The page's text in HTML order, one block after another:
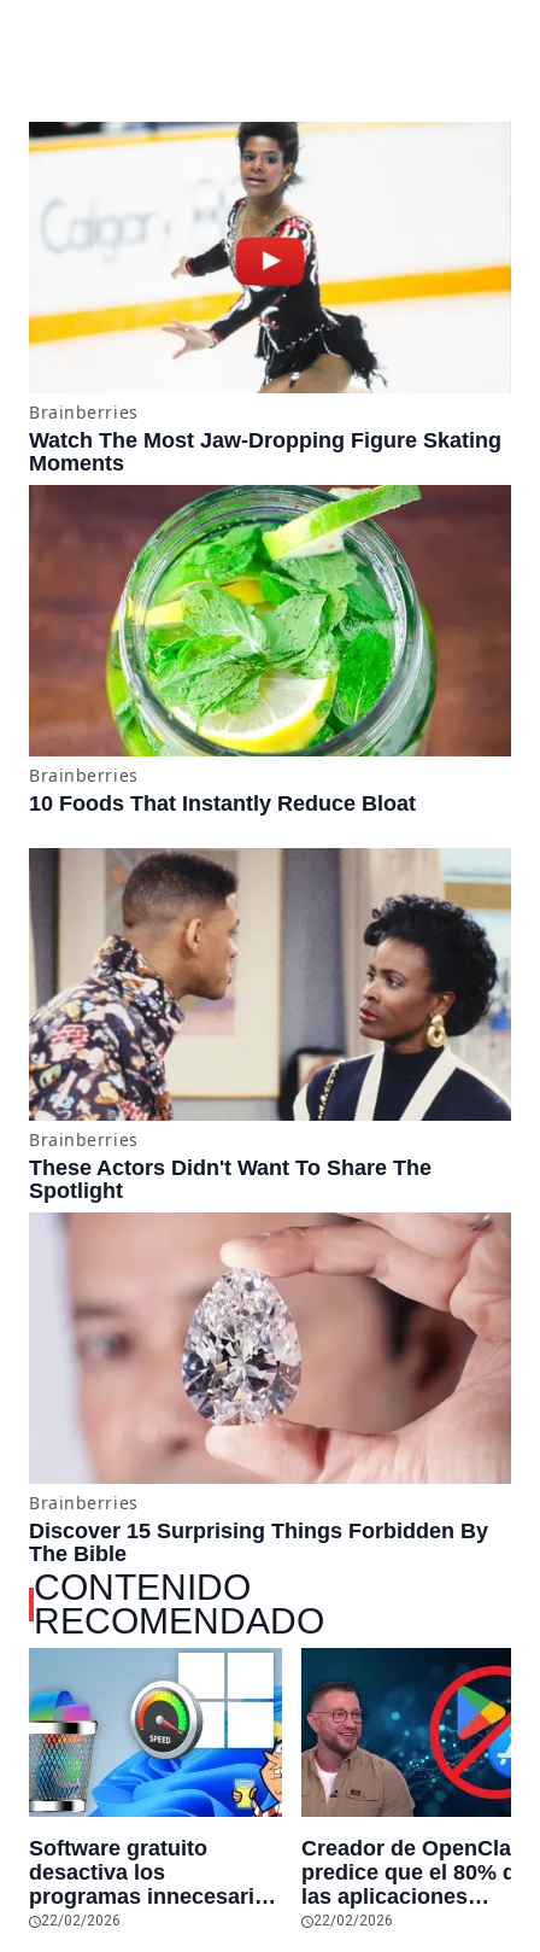
CONTENIDO
RECOMENDADO
Software gratuito
desactiva los
programas innecesarios
de Windows 11 y
22/02/2026
Creador de OpenClaw
predice que el 80% de
las aplicaciones
actuales
22/02/2026